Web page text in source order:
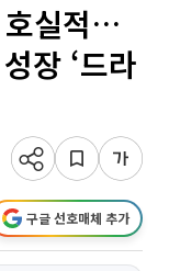
호실적…
장 ‘드라
구글 선호매체 추가